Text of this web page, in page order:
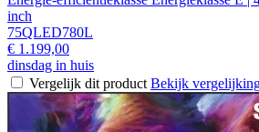
inch
75QLED780L
€ 1.199,00
dinsdag in huis
Vergelijk dit product Bekijk